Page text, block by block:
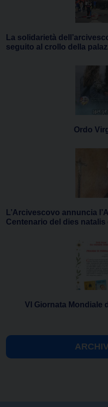
La solidarietà
seguito al crollo della
Ordo
L’Arcivescovo annuncia
Centenario del dies
VI Giornata Mondiale